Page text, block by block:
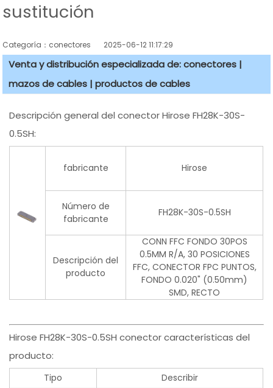
sustitución
Categoría：conectores 2025-06-12 11:17:29
Venta y distribución especializada de: conectores |
mazos de cables | productos de cables
Descripción general del conector Hirose FH28K-30S-
0.5SH:
fabricante Hirose
Número de
fabricante
FH28K-30S-0.5SH
Descripción del
producto
CONN FFC FONDO 30POS
0.5MM R/A, 30 POSICIONES
FFC, CONECTOR FPC PUNTOS,
FONDO 0.020" (0.50mm)
SMD, RECTO
Hirose FH28K-30S-0.5SH conector características del
producto:
Tipo Describir